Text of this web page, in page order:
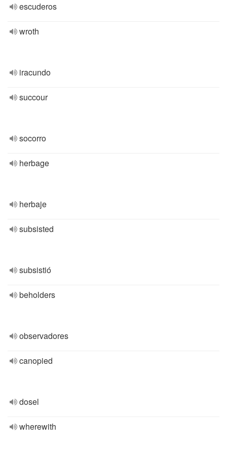
escuderos
wroth
iracundo
succour
socorro
herbage
herbaje
subsisted
subsistió
beholders
observadores
canopied
dosel
wherewith